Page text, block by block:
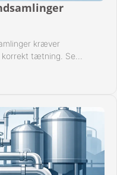
kræver
korrekt tætning. Se